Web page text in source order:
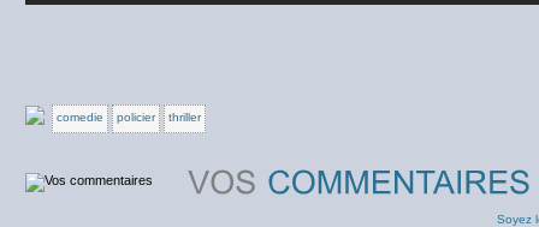
comedie policier thriller
Soyez